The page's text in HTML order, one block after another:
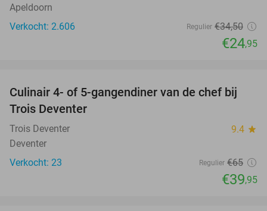
Apeldoorn
Verkocht: 2.606
Regulier €34,50
€24,95
39%
Culinair 4- of 5-gangendiner van de chef bij
Trois Deventer
Trois Deventer 9.4 star
Deventer
Verkocht: 23
Regulier €65
€39,95